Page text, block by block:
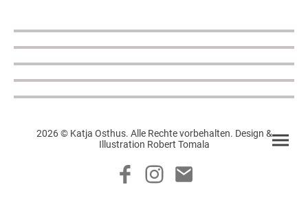
2026 © Katja Osthus. Alle Rechte vorbehalten. Design &
Illustration Robert Tomala